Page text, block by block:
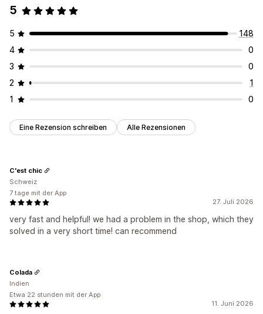
5
5
148
4
0
3
0
2
1
1
0
Eine Rezension schreiben Alle Rezensionen
27. Juli 2026
very fast and helpful! we had a problem in the shop, which they
solved in a very short time! can recommend
C'est chic
Schweiz
7 tage mit der App
11. Juni 2026
Colada
Indien
Etwa 22 stunden mit der App